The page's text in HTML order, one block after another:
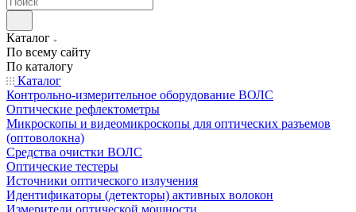
Каталог
По всему сайту
По каталогу
Каталог
Контрольно-измерительное оборудование ВОЛС
Оптические рефлектометры
Микроскопы и видеомикроскопы для оптических разъемов
(оптоволокна)
Средства очистки ВОЛС
Оптические тестеры
Источники оптического излучения
Идентификаторы (детекторы) активных волокон
Измерители оптической мощности